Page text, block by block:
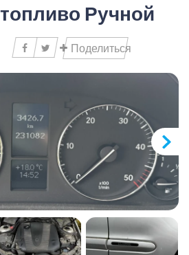
Ручной
Поделиться